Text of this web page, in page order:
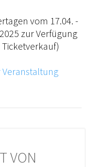
vom 17.04. -
zur Verfügung
Ticketverkauf)
VON